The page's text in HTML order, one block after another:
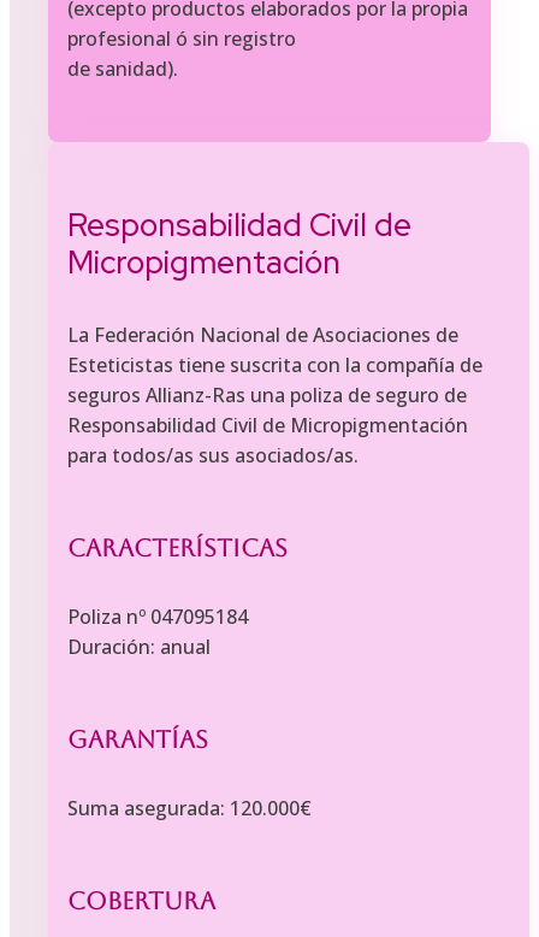
(excepto productos elaborados por la propia
profesional ó sin registro
de sanidad).
Responsabilidad Civil de
Micropigmentación
La Federación Nacional de Asociaciones de
Esteticistas tiene suscrita con la compañía de
seguros Allianz-Ras una poliza de seguro de
Responsabilidad Civil de Micropigmentación
para todos/as sus asociados/as.
Características
Poliza nº 047095184
Duración: anual
Garantías
Suma asegurada: 120.000€
Cobertura